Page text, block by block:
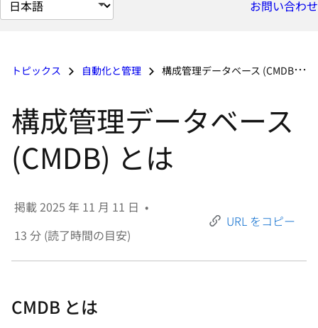
ー
お問い合わせ
トピックス 自動化と管理 構成管理データベース (CMDB) とは
構成管理データベース
(CMDB) とは
掲載2025 年 11 月 11 日 •
13 分 (読了時間の目安)
URL をコピー
CMDB とは